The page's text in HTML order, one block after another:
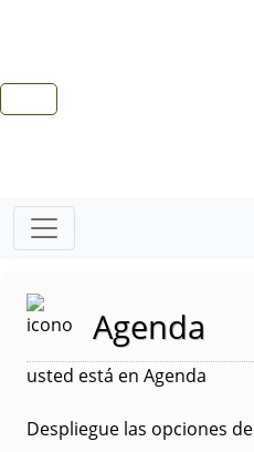
Agenda
usted está en Agenda
Despliegue las opciones